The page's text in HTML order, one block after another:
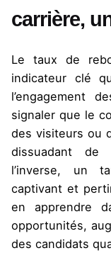
carrière,
Le taux de
indicateur clé
l’engagement
signaler que le
des visiteurs ou
dissuadant de
l’inverse, un
captivant et
en apprendre
opportunités,
des candidats